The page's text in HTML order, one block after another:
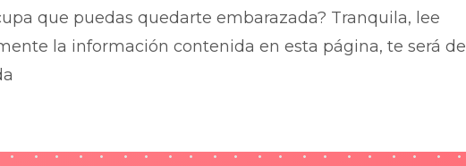
que puedas quedarte embarazada? Tranquila, lee
la información contenida en esta página, te será de